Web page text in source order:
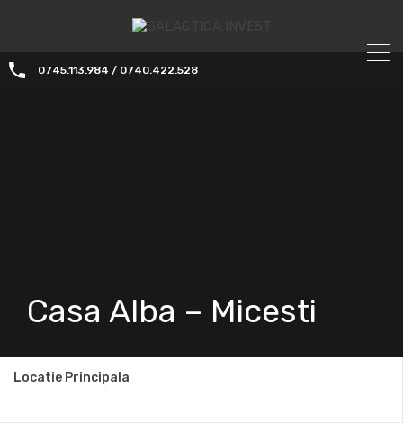
0745.113.984 / 0740.422.528
Casa Alba – Micesti
Locatie Principala